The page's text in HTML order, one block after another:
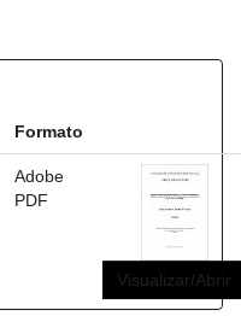
Formato
Adobe
PDF
Visualizar/Abrir